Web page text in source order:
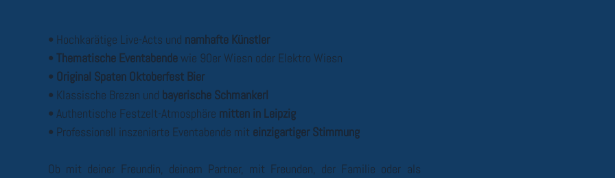
• Hochkarätige Live-Acts und namhafte Künstler
• Thematische Eventabendewie 90er Wiesn oder Elektro Wiesn
• Original Spaten Oktoberfest Bier
• Klassische Brezen und bayerische Schmankerl
• Authentische Festzelt-Atmosphäre mitten in Leipzig
• Professionell inszenierte Eventabende mit einzigartiger Stimmung
Ob mit deiner Freundin, deinem Partner, mit Freunden, der Familie oder als